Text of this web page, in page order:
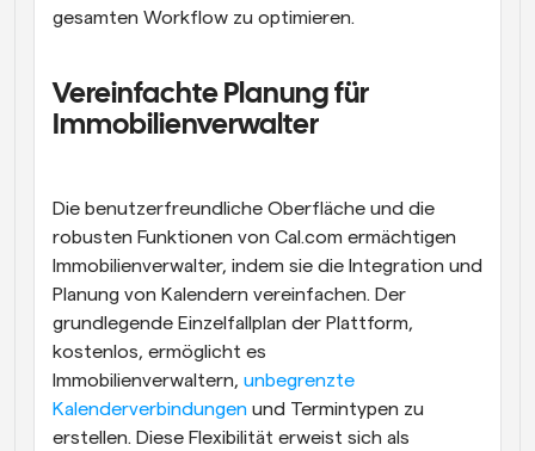
gesamten Workflow zu optimieren.
Vereinfachte Planung für
Immobilienverwalter
Die benutzerfreundliche Oberfläche und die
robusten Funktionen von Cal.com ermächtigen
Immobilienverwalter, indem sie die Integration und
Planung von Kalendern vereinfachen. Der
grundlegende Einzelfallplan der Plattform,
kostenlos, ermöglicht es
Immobilienverwaltern, unbegrenzte
Kalenderverbindungen und Termintypen zu
erstellen. Diese Flexibilität erweist sich als